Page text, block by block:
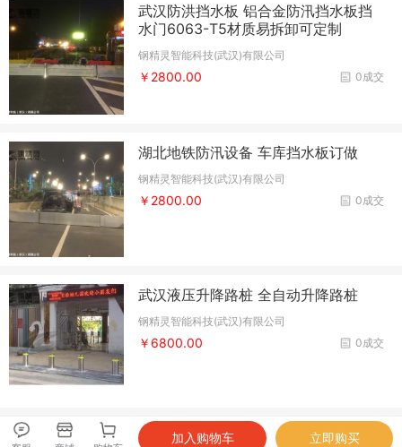
武汉防洪挡水板 铝合金防汛挡水板挡
水门6063-T5材质易拆卸可定制
钢精灵智能科技(武汉)有限公司
0成交
￥2800.00
湖北地铁防汛设备 车库挡水板订做
钢精灵智能科技(武汉)有限公司
0成交
￥2800.00
武汉液压升降路桩 全自动升降路桩
钢精灵智能科技(武汉)有限公司
0成交
￥6800.00